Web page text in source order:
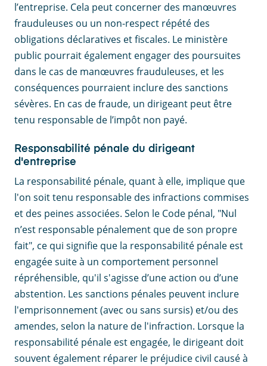
l’entreprise. Cela peut concerner des manœuvres
frauduleuses ou un non-respect répété des
obligations déclaratives et fiscales. Le ministère
public pourrait également engager des poursuites
dans le cas de manœuvres frauduleuses, et les
conséquences pourraient inclure des sanctions
sévères. En cas de fraude, un dirigeant peut être
tenu responsable de l’impôt non payé.
Responsabilité pénale du dirigeant
d'entreprise
La responsabilité pénale, quant à elle, implique que
l'on soit tenu responsable des infractions commises
et des peines associées. Selon le Code pénal, "Nul
n’est responsable pénalement que de son propre
fait", ce qui signifie que la responsabilité pénale est
engagée suite à un comportement personnel
répréhensible, qu'il s'agisse d’une action ou d’une
abstention. Les sanctions pénales peuvent inclure
l'emprisonnement (avec ou sans sursis) et/ou des
amendes, selon la nature de l'infraction. Lorsque la
responsabilité pénale est engagée, le dirigeant doit
souvent également réparer le préjudice civil causé à